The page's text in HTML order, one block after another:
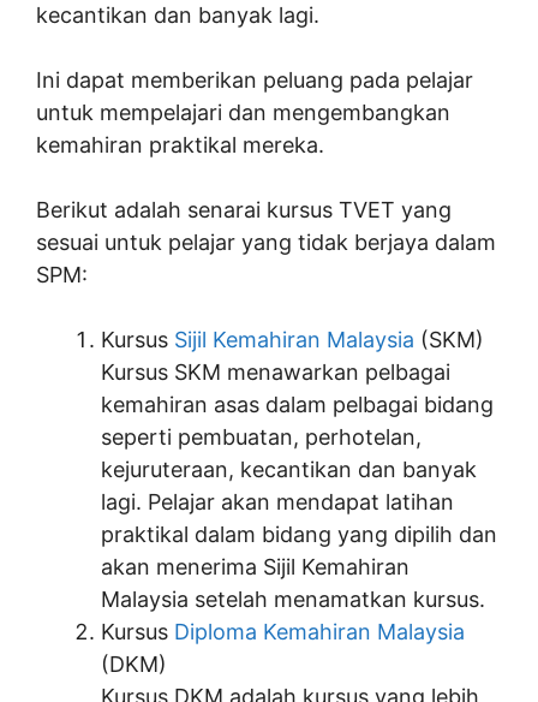
kecantikan dan banyak lagi.
Ini dapat memberikan peluang pada pelajar
untuk mempelajari dan mengembangkan
kemahiran praktikal mereka.
Berikut adalah senarai kursus TVET yang
sesuai untuk pelajar yang tidak berjaya dalam
SPM:
Kursus Sijil Kemahiran Malaysia (SKM)
Kursus SKM menawarkan pelbagai
kemahiran asas dalam pelbagai bidang
seperti pembuatan, perhotelan,
kejuruteraan, kecantikan dan banyak
lagi. Pelajar akan mendapat latihan
praktikal dalam bidang yang dipilih dan
akan menerima Sijil Kemahiran
Malaysia setelah menamatkan kursus.
Kursus Diploma Kemahiran Malaysia
(DKM)